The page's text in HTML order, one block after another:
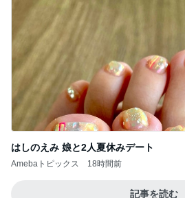
はしのえみ 娘と2人夏休みデート
Amebaトピックス 18時間前
記事を読む